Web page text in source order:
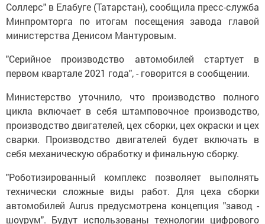
Соллерс" в Елабуге (Татарстан), сообщила пресс-служба
Минпромторга по итогам посещения завода главой
министерства Денисом Мантуровым.
"Серийное производство автомобилей стартует в
первом квартале 2021 года", - говорится в сообщении.
Министерство уточнило, что производство полного
цикла включает в себя штамповочное производство,
производство двигателей, цех сборки, цех окраски и цех
сварки. Производство двигателей будет включать в
себя механическую обработку и финальную сборку.
"Роботизированный комплекс позволяет выполнять
технически сложные виды работ. Для цеха сборки
автомобилей Aurus предусмотрена концепция "завод -
шоурум". Будут использованы технологии цифрового